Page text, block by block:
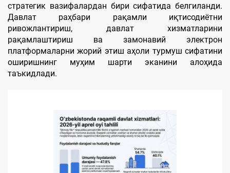
стратегик вазифалардан бири сифатида белгиланди.
Давлат раҳбари рақамли иқтисодиётни
ривожлантириш, давлат хизматларини
рақамлаштириш ва замонавий электрон
платформаларни жорий этиш аҳоли турмуш сифатини
оширишнинг муҳим шарти эканини алоҳида
таъкидлади.